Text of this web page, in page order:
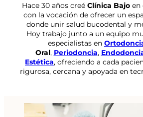
Hace 30 años creé Clínica Bajo en
con la vocación de ofrecer un
donde unir salud bucodental y
Hoy trabajo junto a un equipo
especialistas en
Oral, Periodoncia,
Estética, ofreciendo a cada
rigurosa, cercana y apoyada en